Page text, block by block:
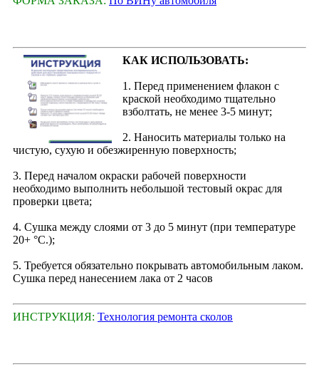
КАК ИСПОЛЬЗОВАТЬ:
1. Перед применением флакон с
краской необходимо тщательно
взболтать, не менее 3-5 минут;
2. Наносить материалы только на
чистую, сухую и обезжиренную поверхность;
3. Перед началом окраски рабочей поверхности
необходимо выполнить небольшой тестовый окрас для
проверки цвета;
4. Сушка между слоями от 3 до 5 минут (при температуре
20+ °С.);
5. Требуется обязательно покрывать автомобильным лаком.
Сушка перед нанесением лака от 2 часов
ИНСТРУКЦИЯ: Технология ремонта сколов